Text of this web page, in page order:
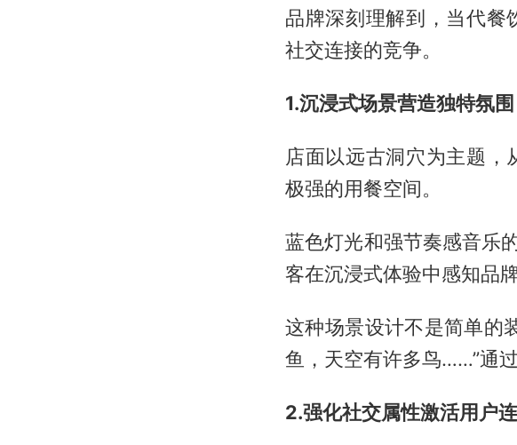
品牌深刻理解到，当代餐
社交连接的竞争。
1.沉浸式场景营造独特氛围
店面以远古洞穴为主题
极强的用餐空间。
蓝色灯光和强节奏感音乐
客在沉浸式体验中感知品牌
这种场景设计不是简单的
鱼，天空有许多鸟……”通
2.强化社交属性激活用户